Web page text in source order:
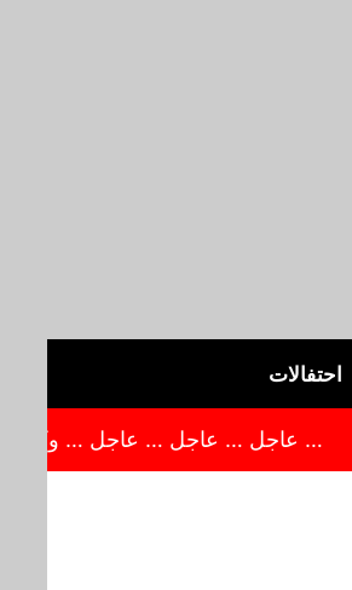
احتفالات
… عاجل … عاجل … عاجل … وكالة موقع